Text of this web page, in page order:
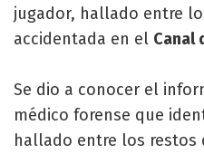
jugador, hallado entre
accidentada en el Canal
Se dio a conocer el
médico forense que
hallado entre los restos